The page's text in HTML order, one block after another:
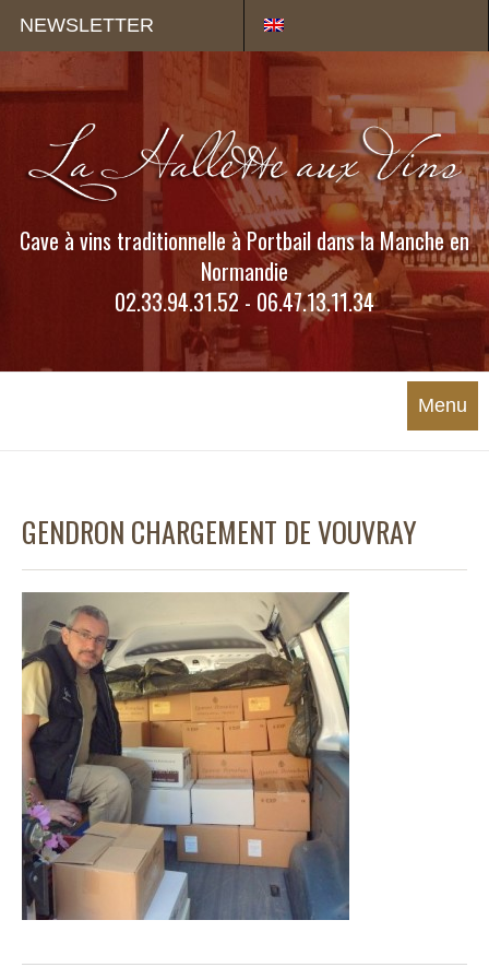
NEWSLETTER
Cave à vins traditionnelle à Portbail dans la Manche en
Normandie
02.33.94.31.52 - 06.47.13.11.34
Menu
GENDRON CHARGEMENT DE VOUVRAY
Panneau de gestion des cookies